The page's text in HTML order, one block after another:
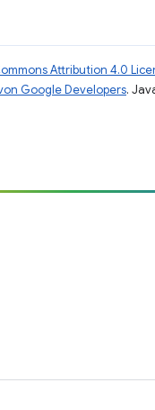
Attribution 4.0
Google Developers.